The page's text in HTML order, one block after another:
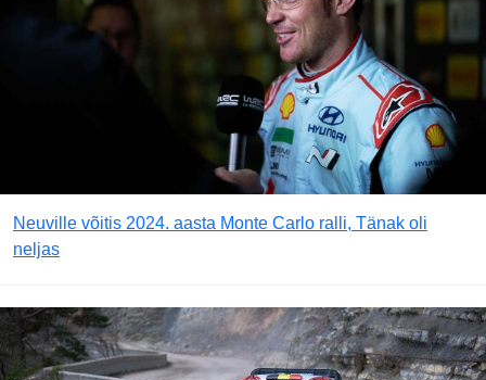
Neuville võitis 2024. aasta Monte Carlo ralli, Tänak oli
neljas